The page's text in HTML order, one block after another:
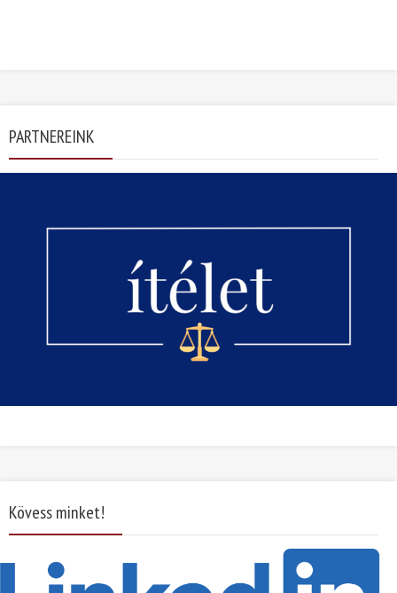
PARTNEREINK
Kövess minket!